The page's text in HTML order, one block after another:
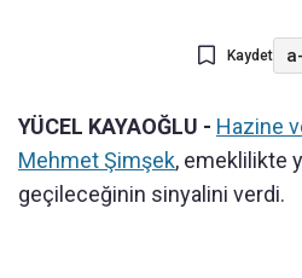
Kaydet a-
YÜCEL KAYAOĞLU - Hazine
Mehmet Şimşek, emeklilikte
geçileceğinin sinyalini verdi.